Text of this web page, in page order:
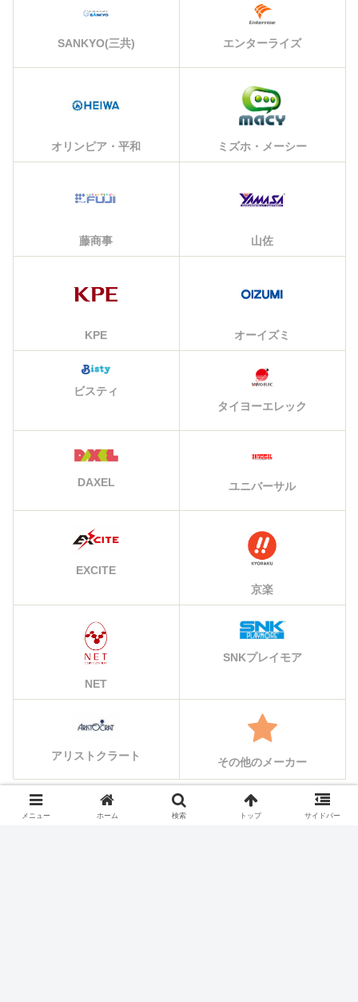
SANKYO(三共) エンターライズ
オリンピア・平和 ミズホ・メーシー
藤商事 山佐
KPE オーイズミ
ビスティ
タイヨーエレック
DAXEL ユニバーサル
EXCITE
京楽
NET
SNKプレイモア
アリストクラート その他のメーカー
メニュー ホーム 検索 トップ サイドバー